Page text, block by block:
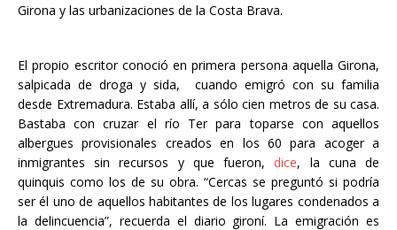
Girona y las urbanizaciones de la Costa Brava.
El propio escritor conoció en primera persona aquella Girona,
salpicada de droga y sida, cuando emigró con su familia
desde Extremadura. Estaba allí, a sólo cien metros de su casa.
Bastaba con cruzar el río Ter para toparse con aquellos
albergues provisionales creados en los 60 para acoger a
inmigrantes sin recursos y que fueron, dice, la cuna de
quinquis como los de su obra. “Cercas se preguntó si podría
ser él uno de aquellos habitantes de los lugares condenados a
la delincuencia”, recuerda el diario gironí. La emigración es